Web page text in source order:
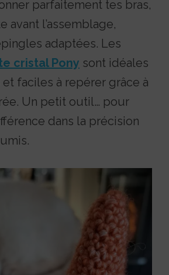
parfaitement tes bras,
avant l’assemblage,
adaptées. Les
cristal Pony sont idéales
et faciles à repérer grâce à
Un petit outil… pour
dans la précision